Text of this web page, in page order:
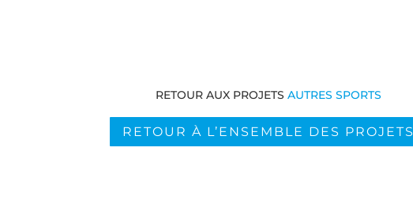
RETOUR AUX PROJETS AUTRES SPORTS
RETOUR À L’ENSEMBLE DES PROJETS